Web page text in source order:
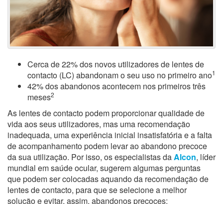
Cerca de 22% dos novos utilizadores de lentes de
contacto (LC) abandonam o seu uso no primeiro ano1
42% dos abandonos acontecem nos primeiros três
meses2
As lentes de contacto podem proporcionar qualidade de
vida aos seus utilizadores, mas uma recomendação
inadequada, uma experiência inicial insatisfatória e a falta
de acompanhamento podem levar ao abandono precoce
da sua utilização. Por isso, os especialistas daAlcon, líder
mundial em saúde ocular, sugerem algumas perguntas
que podem ser colocadas aquando da recomendação de
lentes de contacto, para que se selecione a melhor
solução e evitar, assim, abandonos precoces: